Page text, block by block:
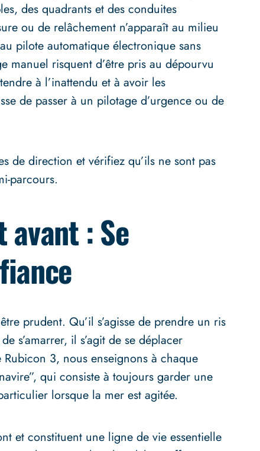
des quadrants et des conduites
ou de relâchement n’apparaît au milieu
pilote automatique électronique sans
manuel risquent d’être pris au dépourvu
à l’inattendu et à avoir les
de passer à un pilotage d’urgence ou de
de direction et vérifiez qu’ils ne sont pas
parcours.
: Se
prudent. Qu’il s’agisse de prendre un ris
s’amarrer, il s’agit de se déplacer
3, nous enseignons à chaque
qui consiste à toujours garder une
lorsque la mer est agitée.
et constituent une ligne de vie essentielle